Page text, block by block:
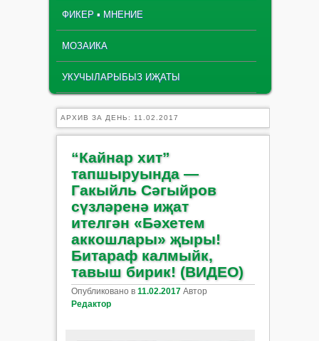
ФИКЕР ▪ МНЕНИЕ
МОЗАИКА
УКУЧЫЛАРЫБЫЗ ИҖАТЫ
АРХИВ ЗА ДЕНЬ: 11.02.2017
“Кайнар хит”
тапшыруында —
Гакыйль Сәгыйров
сүзләренә иҗат
ителгән «Бәхетем
аккошлары» җыры!
Битараф калмыйк,
тавыш бирик! (ВИДЕО)
Опубликовано в 11.02.2017 Автор
Редактор